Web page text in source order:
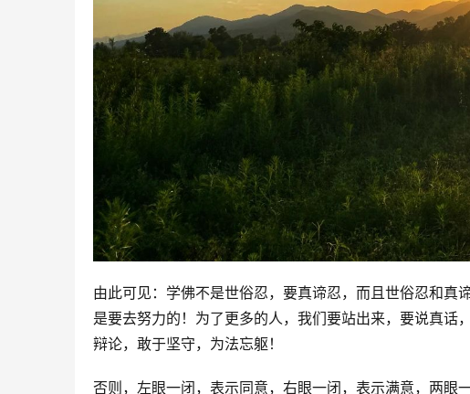
由此可见：学佛不是世俗忍，要真谛忍，而且世俗忍和
是要去努力的！为了更多的人，我们要站出来，要说真
辩论，敢于坚守，为法忘躯！
否则，左眼一闭，表示同意，右眼一闭，表示满意，两眼